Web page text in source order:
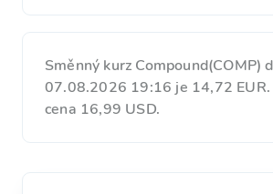
Směnný kurz Compound(COMP)
07.08.2026 19:16 je 14,72 EUR.
cena 16,99 USD.